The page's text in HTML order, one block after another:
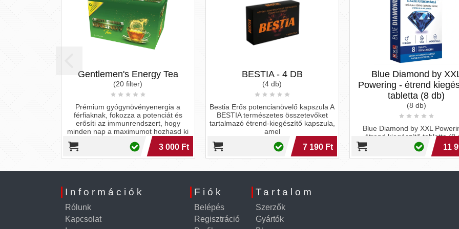
Gentlemen's Energy Tea
(20 filter)
Prémium gyógynövényenergia a
férfiaknak, fokozza a potenciát és
erősíti az immunrendszert, hogy
minden nap a maximumot hozhasd ki
3 000 Ft
BESTIA - 4 DB
(4 db)
Bestia Erős potencianövelő kapszula A
BESTIA természetes összetevőket
tartalmazó étrend-kiegészítő kapszula,
amel
7 190 Ft
Blue Diamond by
Powering - étrend
tabletta (8 db)
(8 db)
Blue Diamond by XXL
étrend kiegészítő tabletta (8
11
Információk
Rólunk
Kapcsolat
Fiók
Belépés
Regisztráció
Tartalom
Szerzők
Gyártók